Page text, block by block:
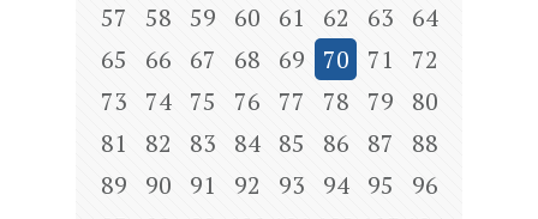
57
58 59 60 61 62 63
64
65
66 67 68 69 70 71
72
73
74 75 76 77 78 79
80
81
82 83 84 85 86 87
88
89
90 91 92 93 94 95
96